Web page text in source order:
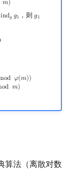
𝑚)
(mod
ind𝑔 𝑔1
gg1 ，则 𝑔1
g1
od 𝜑(𝑚))
od 𝑚)
gindga≡gind
算法（离散对数